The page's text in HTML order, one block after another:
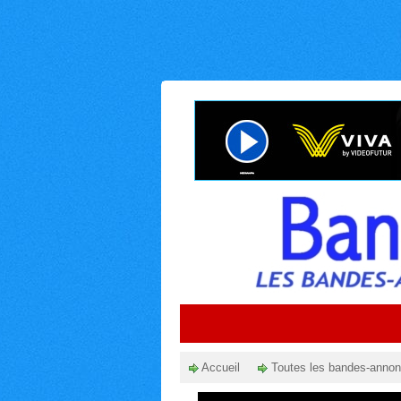
Accueil Toutes les bandes-